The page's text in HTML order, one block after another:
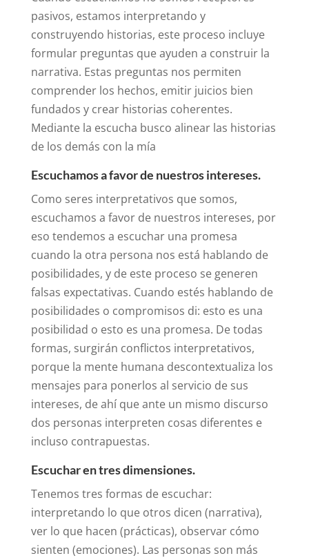
pasivos, estamos interpretando y
construyendo historias, este proceso incluye
formular preguntas que ayuden a construir la
narrativa. Estas preguntas nos permiten
comprender los hechos, emitir juicios bien
fundados y crear historias coherentes.
Mediante la escucha busco alinear las historias
de los demás con la mía
Escuchamos a favor de nuestros intereses.
Como seres interpretativos que somos,
escuchamos a favor de nuestros intereses, por
eso tendemos a escuchar una promesa
cuando la otra persona nos está hablando de
posibilidades, y de este proceso se generen
falsas expectativas. Cuando estés hablando de
posibilidades o compromisos di: esto es una
posibilidad o esto es una promesa. De todas
formas, surgirán conflictos interpretativos,
porque la mente humana descontextualiza los
mensajes para ponerlos al servicio de sus
intereses, de ahí que ante un mismo discurso
dos personas interpreten cosas diferentes e
incluso contrapuestas.
Escuchar en tres dimensiones.
Tenemos tres formas de escuchar:
interpretando lo que otros dicen (narrativa),
ver lo que hacen (prácticas), observar cómo
sienten (emociones). Las personas son más